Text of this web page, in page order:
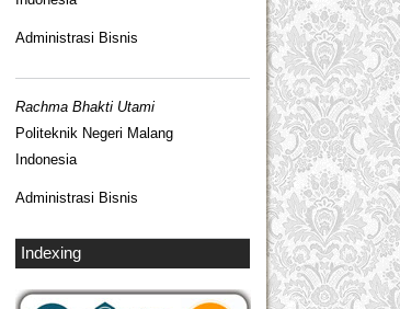
Administrasi Bisnis
Rachma Bhakti Utami
Politeknik Negeri Malang
Indonesia
Administrasi Bisnis
Indexing